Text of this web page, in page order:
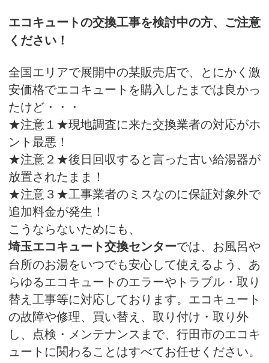
エコキュートの交換工事を検討中の方、ご注意
ください！
全国エリアで展開中の某販売店で、とにかく激
安価格でエコキュートを購入したまでは良かっ
たけど・・・
★注意１★現地調査に来た交換業者の対応がホ
ント最悪！
★注意２★後日回収すると言った古い給湯器が
放置されたまま！
★注意３★工事業者のミスなのに保証対象外で
追加料金が発生！
こうならないためにも、
埼玉エコキュート交換センターでは、お風呂や
台所のお湯をいつでも安心して使えるよう、あ
らゆるエコキュートのエラーやトラブル・取り
替え工事等に対応しております。エコキュート
の故障や修理、買い替え、取り付け・取り外
し、点検・メンテナンスまで、行田市のエコキ
ュートに関わることはすべてお任せください。